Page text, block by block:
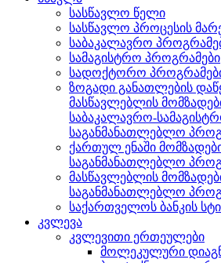
სასწავლო წელი
სასწავლო პროცესის
საბაკალავრო
სამაგისტრო პროგრამები
სადოქტორო
ზოგადი განათლების
მასწავლებლის
საბაკალავრო-
საგანმანათლებლო
ქართულ ენაში
საგანმანათლებლო
მასწავლებლის
საგანმანათლებლო
საქართველოს ბანკის
კვლევა
კვლევითი ერთეულები
მოლეკულური